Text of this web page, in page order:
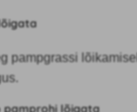
pampgrassi
pamprohi lõigata